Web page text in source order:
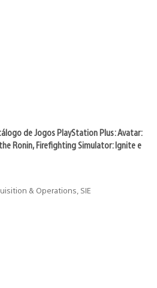
de Jogos PlayStation Plus: Avatar:
Ronin, Firefighting Simulator: Ignite e
& Operations, SIE